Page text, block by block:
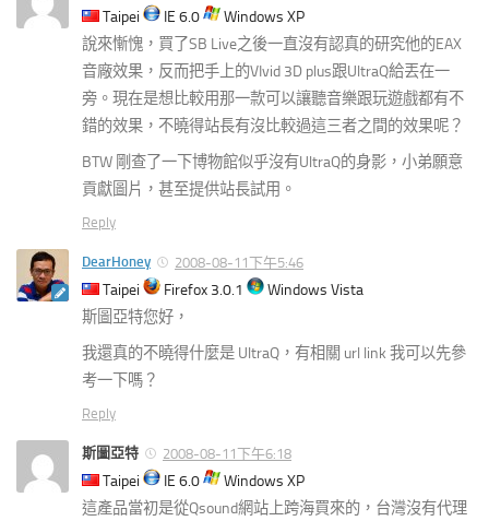
Taipei IE 6.0
Windows XP
說來慚愧，買了SB Live之後一直沒有認真的研究他的EAX
音廠效果，反而把手上的VIvid 3D plus跟UltraQ給丟在一
旁。現在是想比較用那一款可以讓聽音樂跟玩遊戲都有不
錯的效果，不曉得站長有沒比較過這三者之間的效果呢？
BTW 剛查了一下博物館似乎沒有UltraQ的身影，小弟願意
貢獻圖片，甚至提供站長試用。
Reply
DearHoney 2008-08-11下午5:46
Taipei Firefox 3.0.1
Windows Vista
斯圖亞特您好，
我還真的不曉得什麼是 UltraQ，有相關 url link 我可以先參
考一下嗎？
Reply
斯圖亞特 2008-08-11下午6:18
Taipei IE 6.0
Windows XP
這產品當初是從Qsound網站上跨海買來的，台灣沒有代理